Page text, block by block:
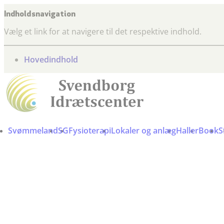
Indholdsnavigation
Vælg et link for at navigere til det respektive indhold.
gå til
Hovedindhold
SvømmelandSGFysioterapiLokaler og anlægHallerBook